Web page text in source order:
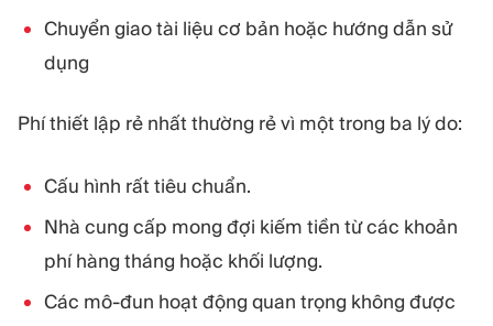
Chuyển giao tài liệu cơ bản hoặc hướng dẫn sử
dụng
Phí thiết lập rẻ nhất thường rẻ vì một trong ba lý do:
Cấu hình rất tiêu chuẩn.
Nhà cung cấp mong đợi kiếm tiền từ các khoản
phí hàng tháng hoặc khối lượng.
Các mô-đun hoạt động quan trọng không được